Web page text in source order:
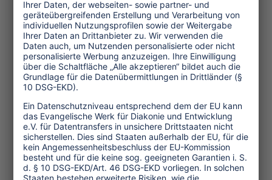
Erderwärmung werden die Menschen
dort auch zuhause mediterrane
Temperaturen genießen können. Die
Tage des Küstentourismus, der auf
Billigfluglinien setzt, könnten gezählt
sein.
Die direkte Bedrohung der
Tourismusinteressen in der Region
sollte in deutlichem Zusammenhang mit
der eigenen Klimaverantwortung der
Branche gesehen werden. In einer